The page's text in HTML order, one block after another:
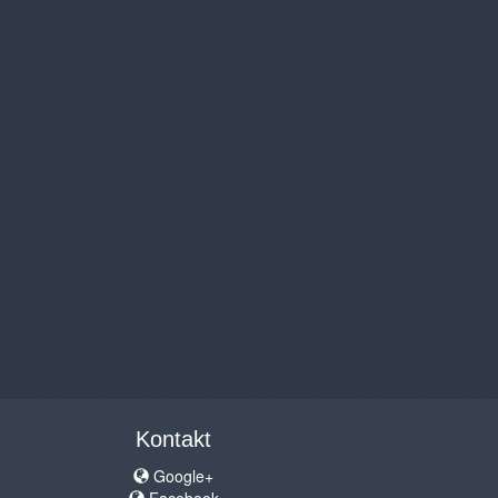
Kontakt
Google+